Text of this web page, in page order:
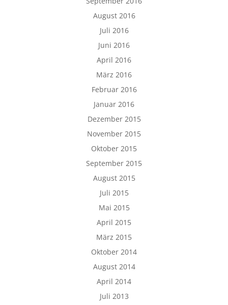
August 2016
Juli 2016
Juni 2016
April 2016
März 2016
Februar 2016
Januar 2016
Dezember 2015
November 2015
Oktober 2015
September 2015
August 2015
Juli 2015
Mai 2015
April 2015
März 2015
Oktober 2014
August 2014
April 2014
Juli 2013